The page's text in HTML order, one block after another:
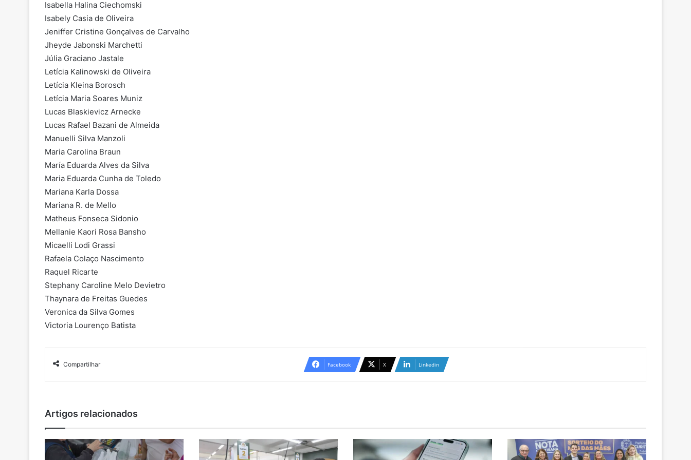
Isabella Halina Ciechomski
Isabely Casia de Oliveira
Jeniffer Cristine Gonçalves de Carvalho
Jheyde Jabonski Marchetti
Júlia Graciano Jastale
Letícia Kalinowski de Oliveira
Letícia Kleina Borosch
Letícia Maria Soares Muniz
Lucas Blaskievicz Arnecke
Lucas Rafael Bazani de Almeida
Manuelli Silva Manzoli
Maria Carolina Braun
María Eduarda Alves da Silva
Maria Eduarda Cunha de Toledo
Mariana Karla Dossa
Mariana R. de Mello
Matheus Fonseca Sidonio
Mellanie Kaori Rosa Bansho
Micaelli Lodi Grassi
Rafaela Colaço Nascimento
Raquel Ricarte
Stephany Caroline Melo Devietro
Thaynara de Freitas Guedes
Veronica da Silva Gomes
Victoria Lourenço Batista
Compartilhar Facebook X Linkedin
Artigos relacionados